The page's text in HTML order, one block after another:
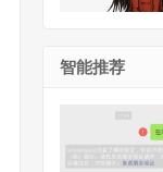
智能推荐